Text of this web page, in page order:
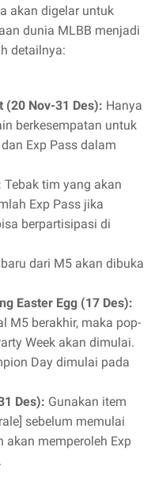
akan digelar untuk
dunia MLBB menjadi
detailnya:
(20 Nov-31 Des): Hanya
berkesempatan untuk
Exp Pass dalam
Tebak tim yang akan
Exp Pass jika
berpartisipasi di
dari M5 akan dibuka
Easter Egg (17 Des):
M5 berakhir, maka pop-
Week akan dimulai.
Day dimulai pada
Des): Gunakan item
sebelum memulai
akan memperoleh Exp